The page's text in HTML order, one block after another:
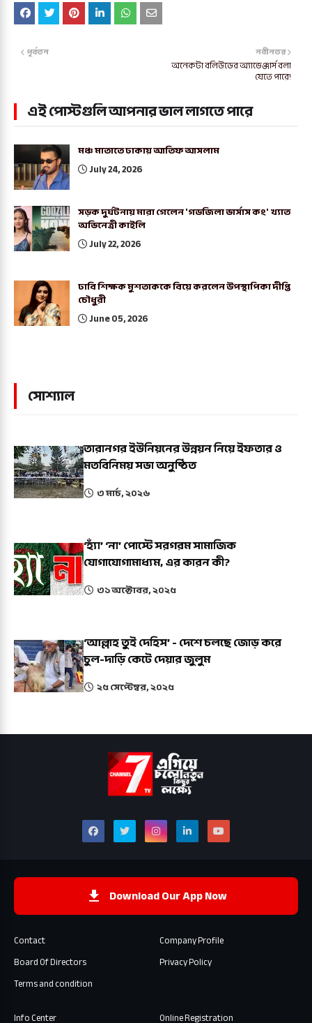
নবীনতর
অনেকটা বলিউডের অ্যাভেঞ্জার্স বলা
যেতে পারে!
পূর্বতন
এই পোস্টগুলি আপনার ভাল লাগতে পারে
মঞ্চ মাতাতে ঢাকায় আতিফ আসলাম
July 24, 2026
সড়ক দুর্ঘটনায় মারা গেলেন 'গডজিলা ভার্সাস কং' খ্যাত
অভিনেত্রী কাইলি
July 22, 2026
ঢাবি শিক্ষক মুশতাককে বিয়ে করলেন উপস্থাপিকা দীপ্তি
চৌধুরী
June 05, 2026
সোশ্যাল
তারানগর ইউনিয়নের উন্নয়ন নিয়ে ইফতার ও
মতবিনিময় সভা অনুষ্ঠিত
৩ মার্চ, ২০২৬
‘হ্যাঁ’ ‘না’ পোস্টে সরগরম সামাজিক
যোগাযোগামাধ্যম, এর কারন কী?
৩১ অক্টোবর, ২০২৫
‘আল্লাহ তুই দেহিস’ - দেশে চলছে জোড় করে
চুল-দাড়ি কেটে দেয়ার জুলুম
২৫ সেপ্টেম্বর, ২০২৫
Download Our App Now
Contact
Company Profile
Board Of Directors
Privacy Policy
Terms and condition
Info Center Online Registration